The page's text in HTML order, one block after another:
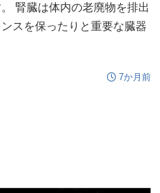
排出
スを保ったりと重要な臓器
7か月前